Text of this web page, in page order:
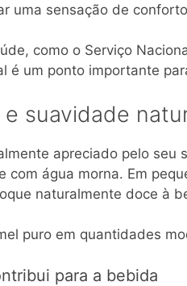
uma sensação de
como o Serviço
é um ponto importante
e suavidade
apreciado pelo seu
com água morna. Em
naturalmente doce à
puro em quantidades
para a bebida